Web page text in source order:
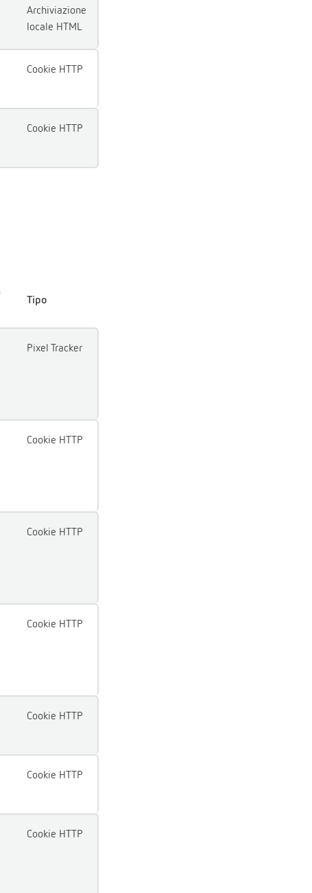
Archiviazione
locale HTML
Cookie HTTP
Cookie HTTP
Tipo
Pixel Tracker
Cookie HTTP
Cookie HTTP
Cookie HTTP
Cookie HTTP
Cookie HTTP
Cookie HTTP